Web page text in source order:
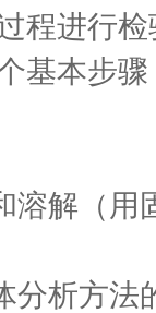
程进行
基本步骤
解（用
析方法